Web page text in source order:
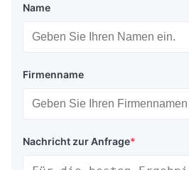
Name
Firmenname
Nachricht zur Anfrage*